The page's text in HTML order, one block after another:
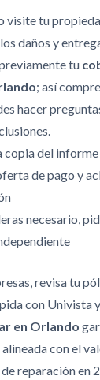
visite tu
daños y
tu
; así
hacer
copia del
de pago y
necesario,
revisa tu
con Univista
en Orlando
con el
reparación en